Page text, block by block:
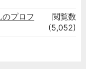
プロフ
閲覧数
(5,052)